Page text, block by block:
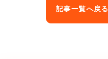
記事一覧へ戻る